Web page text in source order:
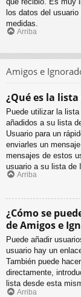
los datos del
medidas.
Arriba
Amigos e
¿Qué es la
Puede utilizar la
añadidos a su lista
Usuario para un
enviarles un
mensajes de estos
usuario a su lista de
Arriba
¿Cómo se
de Amigos e
Puede añadir
usuario hay un
También puede
directamente,
lista desde esta
Arriba